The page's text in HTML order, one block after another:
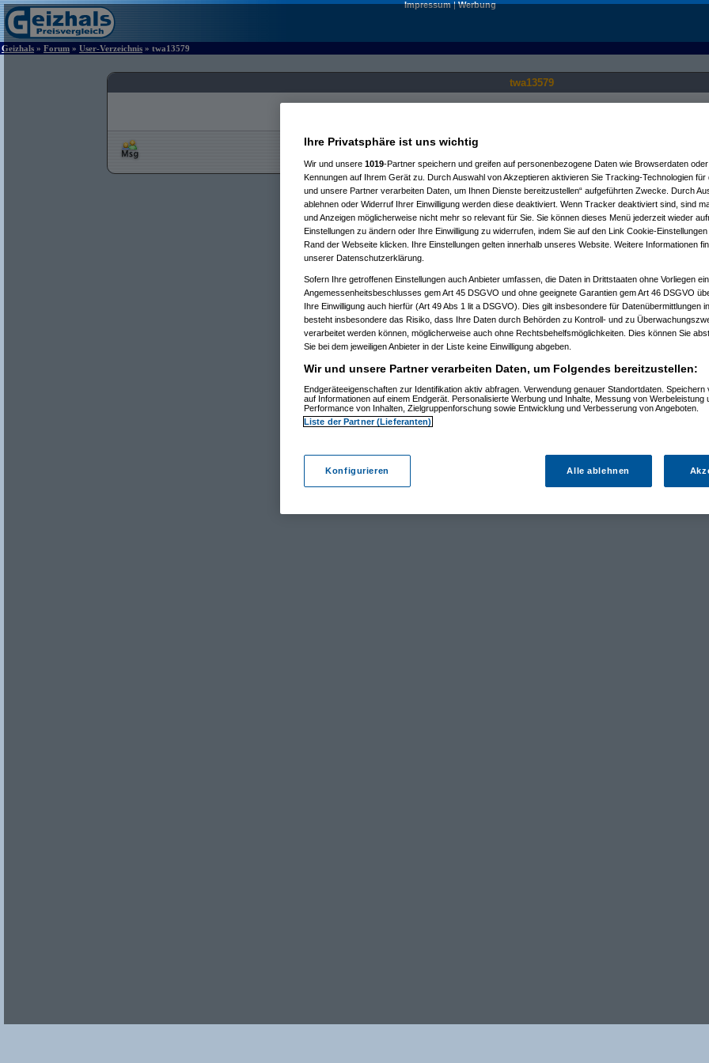
Impressum|Werbung
Geizhals » Forum » User-Verzeichnis » twa13579
twa13579
Ihre Privatsphäre ist uns wichtig
Wir und unsere 1019-Partner speichern und greifen auf personenbezogene Daten wie Browserdaten
Kennungen auf Ihrem Gerät zu. Durch Auswahl von Akzeptieren aktivieren Sie Tracking-Technologien für
und unsere Partner verarbeiten Daten, um Ihnen Dienste bereitzustellen“ aufgeführten Zwecke. Durch
ablehnen oder Widerruf Ihrer Einwilligung werden diese deaktiviert. Wenn Tracker deaktiviert sind, sind
und Anzeigen möglicherweise nicht mehr so relevant für Sie. Sie können dieses Menü jederzeit wieder
Einstellungen zu ändern oder Ihre Einwilligung zu widerrufen, indem Sie auf den Link Cookie-
Rand der Webseite klicken. Ihre Einstellungen gelten innerhalb unseres Website. Weitere Informationen
unserer Datenschutzerklärung.
Sofern Ihre getroffenen Einstellungen auch Anbieter umfassen, die Daten in Drittstaaten ohne Vorliegen
Angemessenheitsbeschlusses gem Art 45 DSGVO und ohne geeignete Garantien gem Art 46 DSGVO
Ihre Einwilligung auch hierfür (Art 49 Abs 1 lit a DSGVO). Dies gilt insbesondere für Datenübermittlungen
besteht insbesondere das Risiko, dass Ihre Daten durch Behörden zu Kontroll- und zu
verarbeitet werden können, möglicherweise auch ohne Rechtsbehelfsmöglichkeiten. Dies können Sie
Sie bei dem jeweiligen Anbieter in der Liste keine Einwilligung abgeben.
Wir und unsere Partner verarbeiten Daten, um Folgendes bereitzustellen:
Endgeräteeigenschaften zur Identifikation aktiv abfragen. Verwendung genauer Standortdaten. Speichern
auf Informationen auf einem Endgerät. Personalisierte Werbung und Inhalte, Messung von Werbeleistung
Performance von Inhalten, Zielgruppenforschung sowie Entwicklung und Verbesserung von Angeboten.
Liste der Partner (Lieferanten)
Konfigurieren Alle ablehnen